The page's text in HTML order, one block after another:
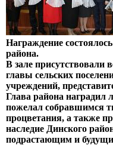
Награждение
района.
В зале присутствовали
главы сельских
учреждений,
Глава района наградил
пожелал собравшимся
процветания, а также
наследие Динского
подрастающим и